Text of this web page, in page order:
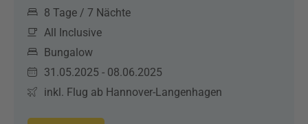
8 Tage / 7 Nächte
All Inclusive
Bungalow
31.05.2025 - 08.06.2025
inkl. Flug ab Hannover-Langenhagen